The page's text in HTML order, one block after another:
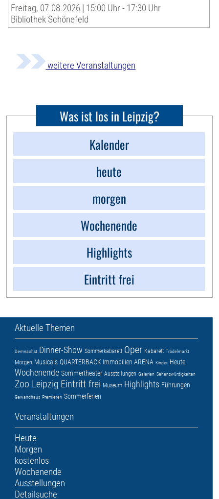
Freitag, 07.08.2026 | 15:00 Uhr - 17:30 Uhr
Bibliothek Schönefeld
weitere Veranstaltungen
Was ist los in Leipzig?
Kalender
heute
morgen
Wochenende
Highlights
Eintritt frei
Aktuelle Themen
Demnächst Dinner-Show Sommerkabarett Oper Kabarett Trödelmarkt
Morgen Musicals QUARTERBACK Immobilien ARENA Kinder Heute
Wochenende Sommertheater Ausstellungen Galerien Sehenswürdigkeiten
Zoo Leipzig Eintritt frei Museum Highlights Führungen
Gewandhaus Premieren Sommerferien
Veranstaltungen
Heute
Morgen
kostenlos
Wochenende
Ausstellungen
Detailsuche